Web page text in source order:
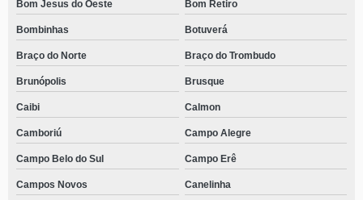
Bom Jesus do Oeste Bom Retiro
Bombinhas Botuverá
Braço do Norte Braço do Trombudo
Brunópolis Brusque
Caibi Calmon
Camboriú Campo Alegre
Campo Belo do Sul Campo Erê
Campos Novos Canelinha